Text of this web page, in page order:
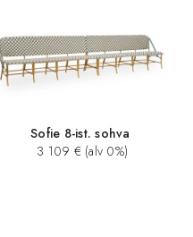
Sofie 8-ist. sohva
3 109 € (alv 0%)